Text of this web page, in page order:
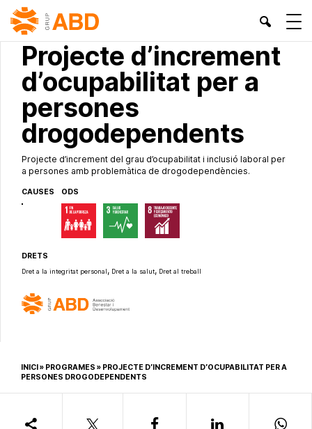
INICI» PROGRAMES » PROJECTE D’INCREMENT D’OCUPABILITAT PER A
PERSONES DROGODEPENDENTS
PROJECTES PROPIS
Projecte d’increment
d’ocupabilitat per a
persones
drogodependents
Projecte d’increment del grau d’ocupabilitat i inclusió laboral per
a persones amb problemàtica de drogodependències.
CAUSES ODS
DRETS
Dret a la integritat personal, Dret a la salut, Dret al treball